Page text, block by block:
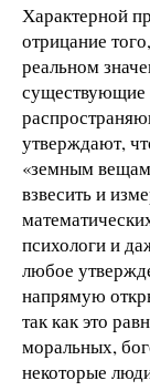
Характерной
отрицание
реальном
существующие
утверждают,
«земным
взвесить и
психологи и
любое
напрямую
так как это
моральных,
некоторые